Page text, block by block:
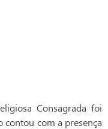
Consagrada foi
contou com a presença